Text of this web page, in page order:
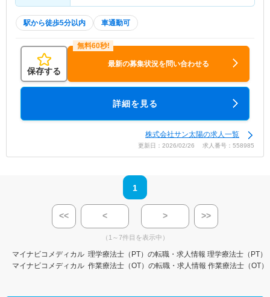
駅から徒歩5分以内 車通勤可
保存する
最新の募集状況を問い合わせる
詳細を見る
株式会社サン太陽の求人一覧
更新日：2026/02/26 求人番号：558985
1
<< < > >>
（1～7件目を表示中）
マイナビコメディカル 理学療法士（PT）の転職・求人情報 理学療法士（PT）
マイナビコメディカル 作業療法士（OT）の転職・求人情報 作業療法士（OT